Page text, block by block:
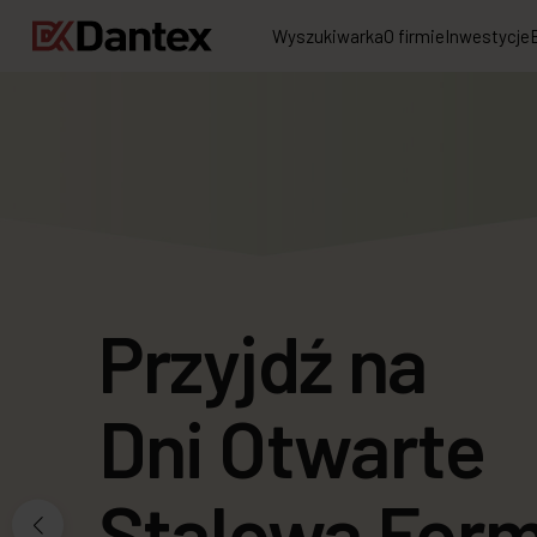
WyszukiwarkaO firmieInwestycje
Wykończenie
mieszkania w
Przyjdź na
Dni Otwarte